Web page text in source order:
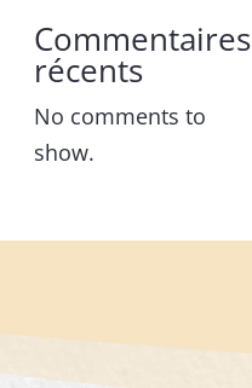
Commentaires
récents
No comments to
show.